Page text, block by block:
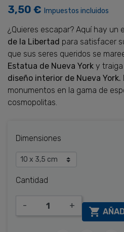
3,50 € Impuestos incluidos
¿Quieres escapar? Aquí hay un
de la Libertad para satisfacer
que sus seres queridos se
Estatua de Nueva York y
diseño interior de Nueva York.
monumentos en la gama de
cosmopolitas.
Dimensiones
Cantidad
- +
